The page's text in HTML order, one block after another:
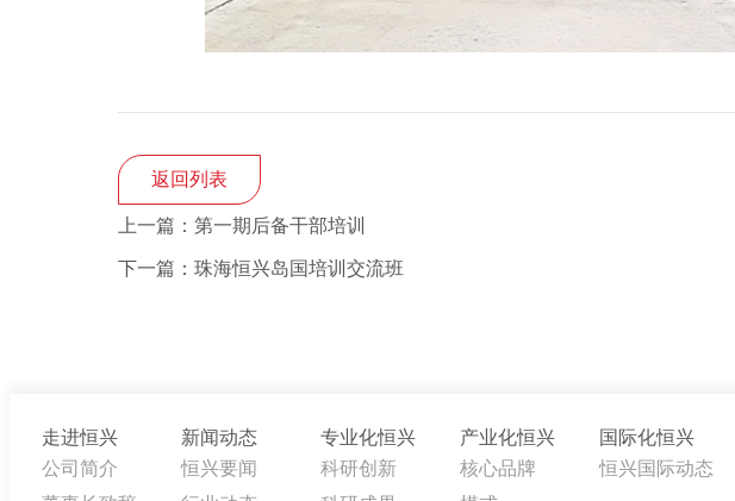
返回列表
上一篇：第一期后备干部培训
下一篇：珠海恒兴岛国培训交流班
走进恒兴
公司简介
新闻动态
恒兴要闻
专业化恒兴
科研创新
产业化恒兴
核心品牌
国际化恒兴
恒兴国际动态